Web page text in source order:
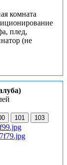
комната
плед,
(не
101 103